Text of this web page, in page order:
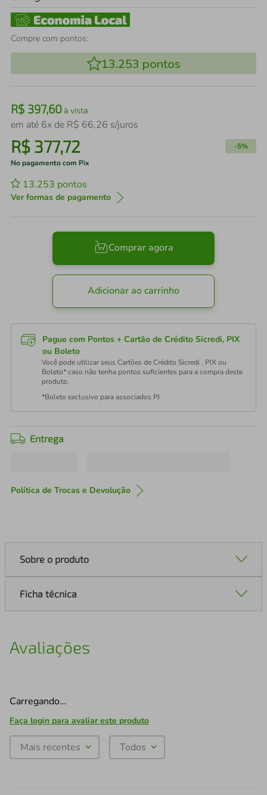
Compre com pontos:
13.253 pontos
R$ 397,60à vista
em até 6x de R$ 66,26 s/juros
R$ 377,72 -5%
No pagamento com Pix
13.253 pontos
Ver formas de pagamento
Comprar agora
Adicionar ao carrinho
Pague com Pontos + Cartão de Crédito Sicredi, PIX
ou Boleto
Você pode utilizar seus Cartões de Crédito Sicredi , PIX ou
Boleto* caso não tenha pontos suficientes para a compra deste
produto.
*Boleto exclusivo para associados PJ
Entrega
Política de Trocas e Devolução
Sobre o produto
Ficha técnica
Avaliações
Carregando…
Faça login para avaliar este produto
Mais recentes Todos